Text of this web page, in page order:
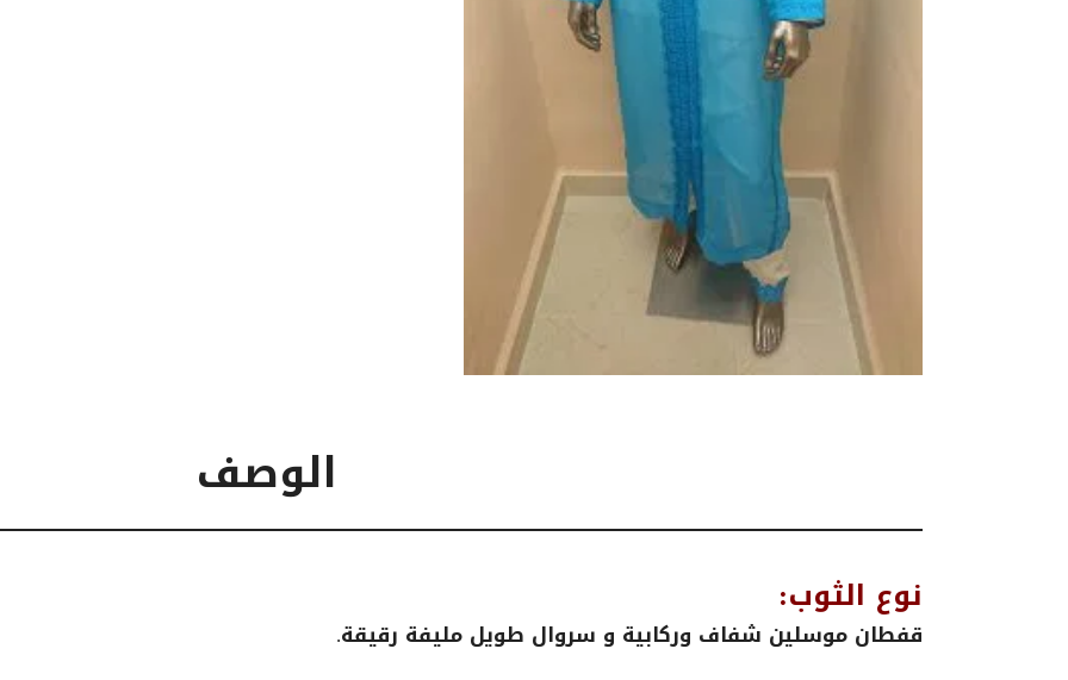
الوصف
نوع الثوب:
قفطان موسلين شفاف وركابية و سروال طويل مليفة رقيقة.